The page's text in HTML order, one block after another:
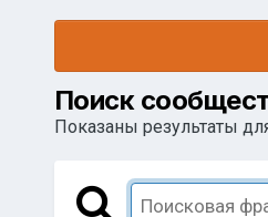
Поиск
Показаны результаты